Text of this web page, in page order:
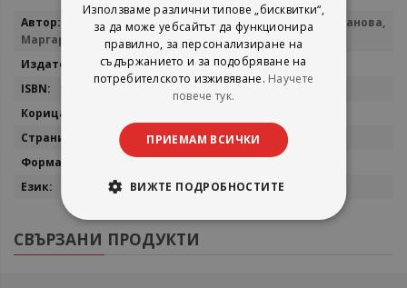
Повече
информация
Виолета Герджикова, Аделина Ангушева-Тиханова,
Маргарет Димитрова
Просвета
9789540126616
Български
СВЪРЗАНИ ПРОДУКТИ
Използваме различни типове „бисквитки“,
за да може уебсайтът да функционира
правилно, за персонализиране на
съдържанието и за подобряване на
потребителското изживяване. Научете
повече тук.
ПРИЕМАМ ВСИЧКИ
ВИЖТЕ ПОДРОБНОСТИТЕ